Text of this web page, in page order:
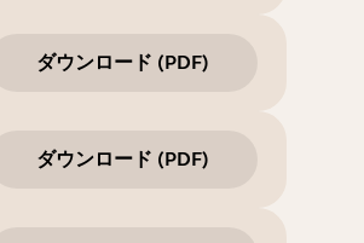
ダウンロード (PDF)
ダウンロード (PDF)